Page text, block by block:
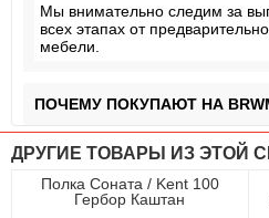
Мы внимательно следим за
всех этапах от
мебели.
ПОЧЕМУ ПОКУПАЮТ НА
ДОСТАВКА ЗА 2 ДНЯ
ПЛАТИ АВАНС, А ОСТАЛЬНОЕ
ДРУГИЕ ТОВАРЫ ИЗ ЭТОЙ
Полка Соната / Kent 100
Гербор Каштан